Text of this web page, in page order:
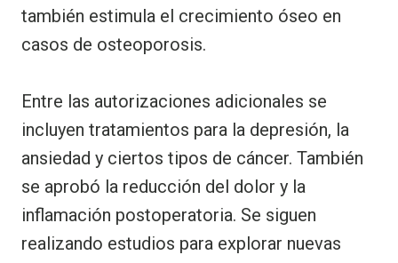
también estimula el crecimiento óseo en
casos de osteoporosis.
Entre las autorizaciones adicionales se
incluyen tratamientos para la depresión, la
ansiedad y ciertos tipos de cáncer. También
se aprobó la reducción del dolor y la
inflamación postoperatoria. Se siguen
realizando estudios para explorar nuevas